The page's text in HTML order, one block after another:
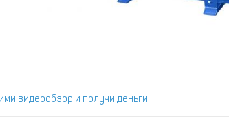
видеообзор и получи деньги